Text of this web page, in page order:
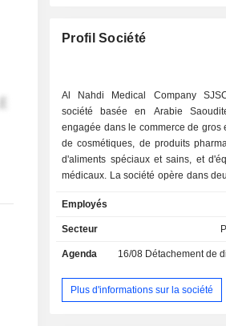
Profil Société
Al Nahdi Medical Company
société basée en Arabie
engagée dans le commerce de gros
de cosmétiques, de produits
d'aliments spéciaux et sains, et
médicaux. La société opère dans
également des cliniques médicales
par l'intermédiaire de l'une de ses
Limited Company, Al Sakhaa
CO. L.L.C. La société exploite
pharmacies dans le Royaume
Employés
Secteur
Agenda 16/08 Détachement de
Plus d'informations sur la société